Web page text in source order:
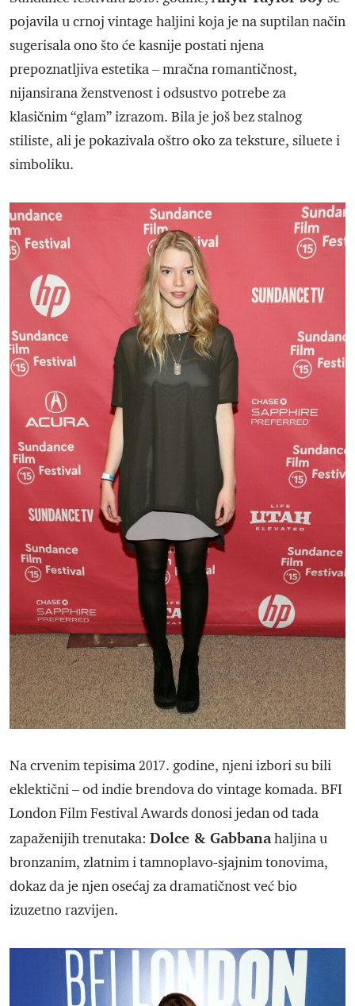
pojavila u crnoj vintage haljini koja je na suptilan način
sugerisala ono što će kasnije postati njena
prepoznatljiva estetika – mračna romantičnost,
nijansirana ženstvenost i odsustvo potrebe za
klasičnim “glam” izrazom. Bila je još bez stalnog
stiliste, ali je pokazivala oštro oko za teksture, siluete i
simboliku.
Na crvenim tepisima 2017. godine, njeni izbori su bili
eklektični – od indie brendova do vintage komada. BFI
London Film Festival Awards donosi jedan od tada
zapaženijih trenutaka: Dolce & Gabbanahaljina u
bronzanim, zlatnim i tamnoplavo-sjajnim tonovima,
dokaz da je njen osećaj za dramatičnost već bio
izuzetno razvijen.